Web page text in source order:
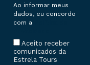
Ao informar meus
dados, eu concordo
com a
Aceito receber
comunicados da
Estrela Tours